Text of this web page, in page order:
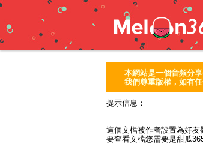
本網站是一個音頻分
我們尊重版權，如有
提示信息：
這個文檔被作者設置為好
要查看文檔您需要是甜瓜